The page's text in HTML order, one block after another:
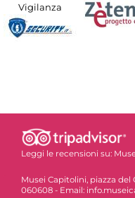
Vigilanza
Leggi le recensioni su:
Musei Capitolini, piazza del
060608 - Email: